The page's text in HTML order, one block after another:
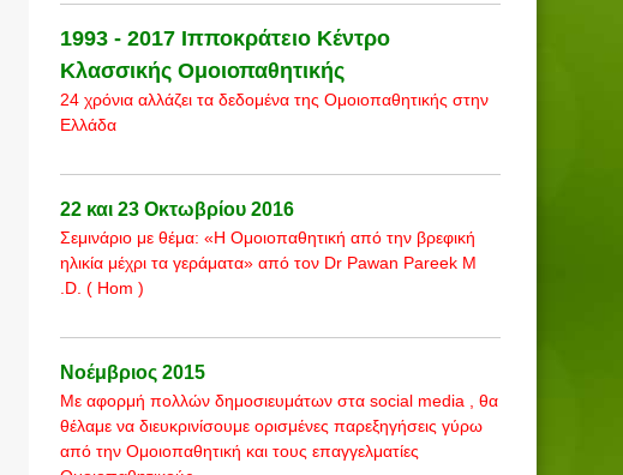
1993 - 2017 Ιπποκράτειο Κέντρο
Κλασσικής Ομοιοπαθητικής
24 χρόνια αλλάζει τα δεδομένα της Ομοιοπαθητικής στην
Ελλάδα
22 και 23 Οκτωβρίου 2016
Σεμινάριο με θέμα: «Η Ομοιοπαθητική από την βρεφική
ηλικία μέχρι τα γεράματα» από τον Dr Pawan Pareek M
.D. ( Hom )
Νοέμβριος 2015
Με αφορμή πολλών δημοσιευμάτων στα social media , θα
θέλαμε να διευκρινίσουμε ορισμένες παρεξηγήσεις γύρω
από την Ομοιοπαθητική και τους επαγγελματίες